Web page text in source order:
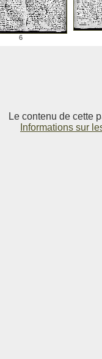
6
Le contenu de cette
Informations sur